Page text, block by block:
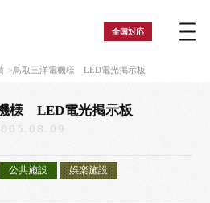
全国対応
鳥取三洋電機様 LED電光掲示板
様 LED電光掲示板
公共施設 娯楽施設